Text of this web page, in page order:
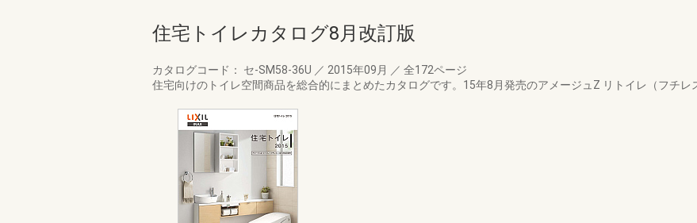
住宅トイレカタログ8月改訂版
カタログコード： セ-SM58-36U ／ 2015年09月 ／ 全172ページ
住宅向けのトイレ空間商品を総合的にまとめたカタログです。15年8月発売のアメージュZ リトイレ（フチレ